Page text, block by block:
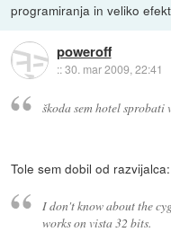
programiranja in veliko
poweroff
::30. mar 2009, 22:41
škoda sem hotel
Tole sem dobil od razvijalca:
I don't know about the
works on vista 32 bits.